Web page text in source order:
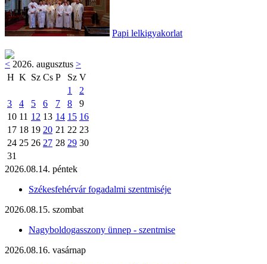
Papi lelkigyakorlat
< 2026. augusztus >
H K Sz Cs P Sz V
1
2
3
4 5 6 7 8
9
10 11 12 13 14 15 16
17 18 19 20 21 22 23
24 25 26 27 28 29 30
31
2026.08.14. péntek
Székesfehérvár fogadalmi szentmiséje
2026.08.15. szombat
Nagyboldogasszony ünnep - szentmise
2026.08.16. vasárnap